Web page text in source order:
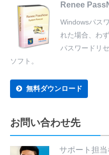
Renee
Windowsパス
れた場合、わ
パスワードリ
ソフト。
無料ダウンロード
お問い合わせ先
サポート担